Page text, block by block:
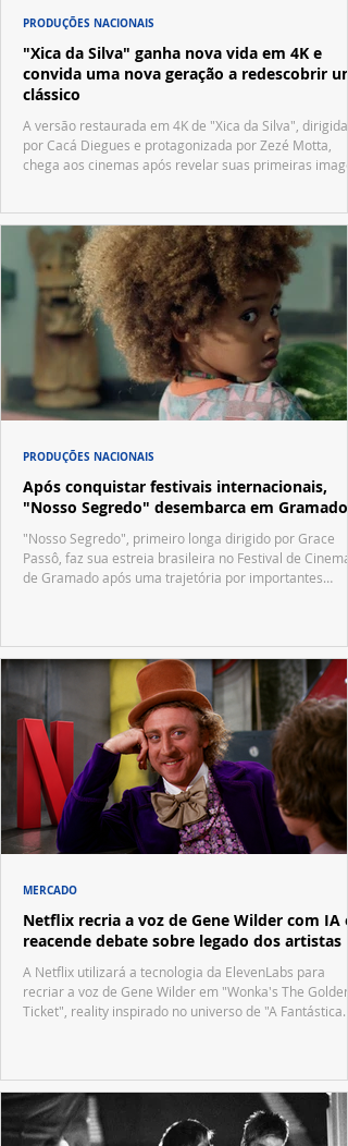
"Xica da Silva" ganha nova vida em 4K e
convida uma nova geração a redescobrir um
clássico
A versão restaurada em 4K de "Xica da Silva", dirigida
por Cacá Diegues e protagonizada por Zezé Motta,
chega aos cinemas após revelar suas primeiras
PRODUÇÕES NACIONAIS
Após conquistar festivais internacionais,
"Nosso Segredo" desembarca em Gramado
"Nosso Segredo", primeiro longa dirigido por Grace
Passô, faz sua estreia brasileira no Festival de Cinema
de Gramado após uma trajetória por importantes
PRODUÇÕES NACIONAIS
Netflix recria a voz de Gene Wilder com IA e
reacende debate sobre legado dos artistas
A Netflix utilizará a tecnologia da ElevenLabs para
recriar a voz de Gene Wilder em "Wonka's The Golden
Ticket", reality inspirado no universo de "A Fantástica
MERCADO